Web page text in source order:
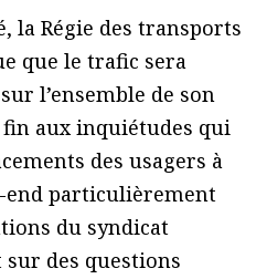
la Régie des transports
que le trafic sera
l’ensemble de son
aux inquiétudes qui
des usagers à
end particulièrement
du syndicat
des questions